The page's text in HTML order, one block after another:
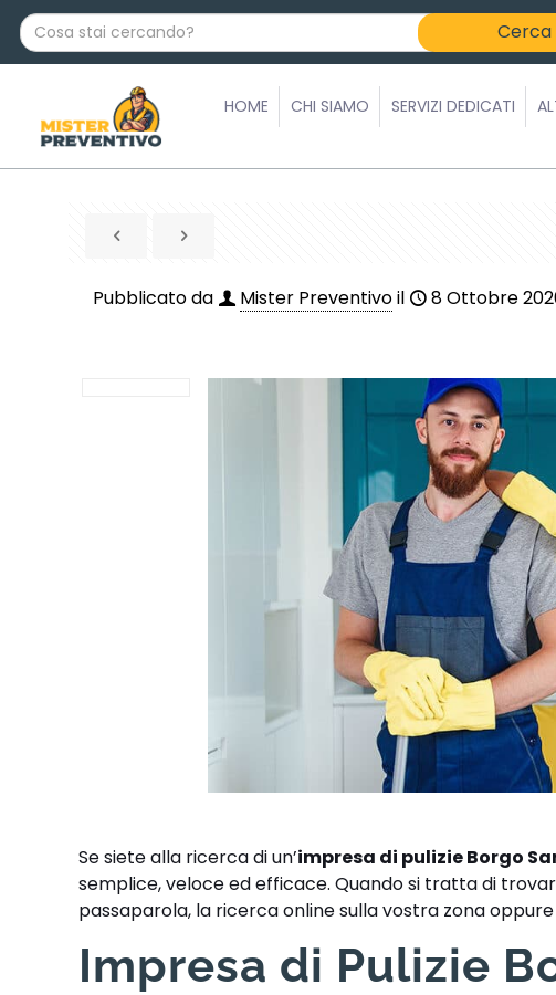
C
o
HOME CHI SIAMO SERVIZI DEDICATI
Pubblicato da Mister Preventivoil 8 Ottobre
Se siete alla ricerca di un’impresa di pulizie Borgo
semplice, veloce ed efficace. Quando si tratta di
passaparola, la ricerca online sulla vostra zona oppure
Impresa di Pulizie